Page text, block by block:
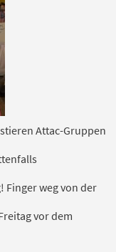
Attac-Gruppen
Finger weg von der
vor dem